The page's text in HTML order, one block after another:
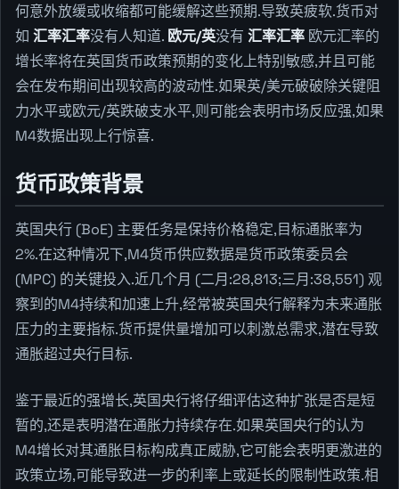
何意外放缓或收缩都可能缓解这些预期.导致英疲软.货币对
如 汇率汇率没有人知道. 欧元/英没有 汇率汇率 欧元汇率的
增长率将在英国货币政策预期的变化上特别敏感,并且可能
会在发布期间出现较高的波动性.如果英/美元破破除关键阻
力水平或欧元/英跌破支水平,则可能会表明市场反应强,如果
M4数据出现上行惊喜.
货币政策背景
英国央行 (BoE) 主要任务是保持价格稳定,目标通胀率为
2%.在这种情况下,M4货币供应数据是货币政策委员会
(MPC) 的关键投入.近几个月 (二月:28,813;三月:38,551) 观
察到的M4持续和加速上升,经常被英国央行解释为未来通胀
压力的主要指标.货币提供量增加可以刺激总需求,潜在导致
通胀超过央行目标.
鉴于最近的强增长,英国央行将仔细评估这种扩张是否是短
暂的,还是表明潜在通胀力持续存在.如果英国央行的认为
M4增长对其通胀目标构成真正威胁,它可能会表明更激进的
政策立场,可能导致进一步的利率上或延长的限制性政策.相